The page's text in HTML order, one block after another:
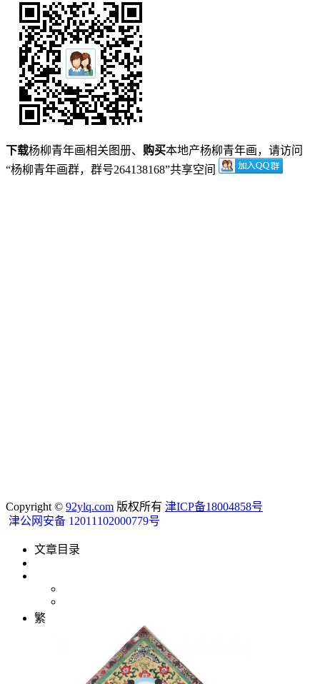
下载杨柳青年画相关图册、 购买本地产杨柳青年画，请访问
“杨柳青年画群，群号264138168”共享空间
Copyright © 92ylq.com 版权所有 津ICP备18004858号
津公网安备 12011102000779号
文章目录
繁